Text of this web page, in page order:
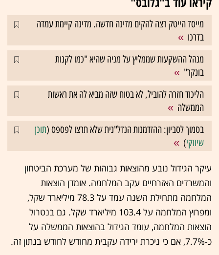
מייסד הייטק רצה להקים מדינה חדשה. מדינה קיימת עמדה
בדרכו
מנהל ההשקעות שממליץ על מניה שהיא "כמו לקנות
בונקר"
הליכוד חזרה להוביל, לא בטוח שזה מביא לה את ראשות
הממשלה
בסמוך לסביון: ההזדמנות הנדל"נית שלא תרצו לפספס (תוכן
שיווקי)
עיקר הגידול נובע מהוצאות גבוהות של מערכת הביטחון
והמשרדים האזרחיים עקב המלחמה. אומדן הוצאות
המלחמה מתחילת השנה עמד על 78.3 מיליארד שקל,
ומפרוץ המלחמה על 103.4 מיליארד שקל. גם בנטרול
הוצאות המלחמה, עומד הגידול בהוצאות הממשלה על
כ-7.7%, אם כי ניכרת ירידה עקבית מחודש לחודש בנתון זה.